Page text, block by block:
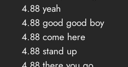
4.88 yeah
4.88 good good boy
4.88 come here
4.88 stand up